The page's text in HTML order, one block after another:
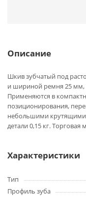
Описание
Шкив зубчатый под
и шириной ремня 25 мм,
Применяются в
позиционирования,
небольшими
детали 0,15 кг. Торговая
Характеристики
Тип
Профиль зуба